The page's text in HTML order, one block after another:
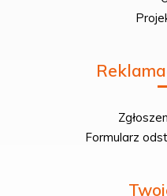
Formularz